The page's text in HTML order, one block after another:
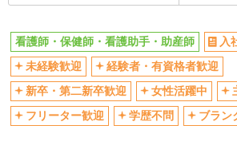
看護師・保健師・看護助手・助産師
入
未経験歓迎
経験者・有資格者歓迎
新卒・第二新卒歓迎
女性活躍中
フリーター歓迎
学歴不問
ブラン